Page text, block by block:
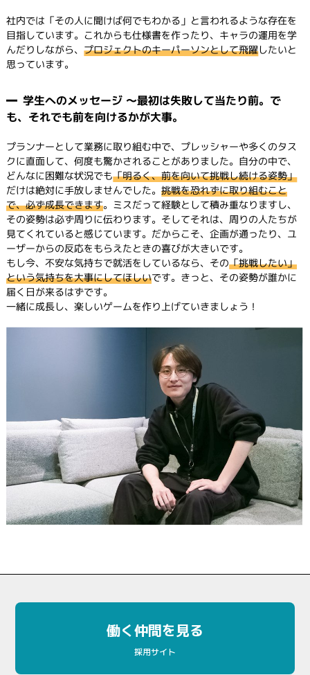
社内では「その人に聞けば何でもわかる」と言われるような存在を
目指しています。これからも仕様書を作ったり、キャラの運用を学
んだりしながら、プロジェクトのキーパーソンとして飛躍したいと
思っています。
学生へのメッセージ ～最初は失敗して当たり前。で
も、それでも前を向けるかが大事。
プランナーとして業務に取り組む中で、プレッシャーや多くのタス
クに直面して、何度も驚かされることがありました。自分の中で、
どんなに困難な状況でも「明るく、前を向いて挑戦し続ける姿勢」
だけは絶対に手放しませんでした。挑戦を恐れずに取り組むこと
で、必ず成長できます。ミスだって経験として積み重なりますし、
その姿勢は必ず周りに伝わります。そしてそれは、周りの人たちが
見てくれていると感じています。だからこそ、企画が通ったり、ユ
ーザーからの反応をもらえたときの喜びが大きいです。
もし今、不安な気持ちで就活をしているなら、その「挑戦したい」
という気持ちを大事にしてほしいです。きっと、その姿勢が誰かに
届く日が来るはずです。
一緒に成長し、楽しいゲームを作り上げていきましょう！
働く仲間を見る
採用サイト